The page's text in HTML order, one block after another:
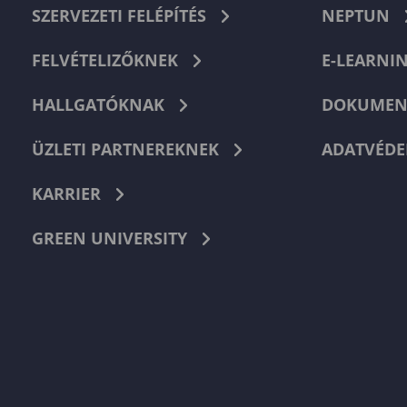
SZERVEZETI FELÉPÍTÉS
FELVÉTELIZŐKNEK
HALLGATÓKNAK
ÜZLETI PARTNEREKNEK
KARRIER
GREEN UNIVERSITY
NEPTUN
E-